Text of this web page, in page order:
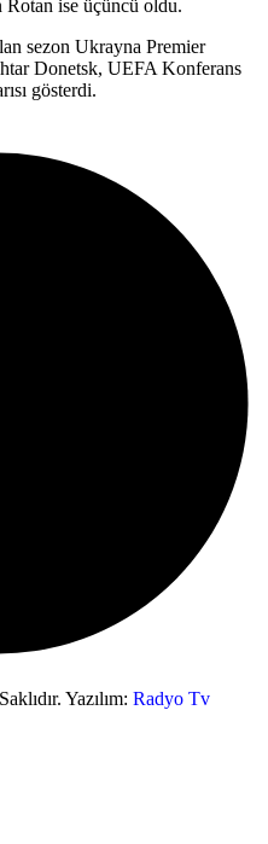
Rotan ise üçüncü oldu.
sezon Ukrayna Premier
Donetsk, UEFA Konferans
gösterdi.
Yazılım: Radyo Tv